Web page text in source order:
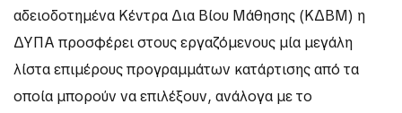
αδειοδοτημένα Κέντρα Δια Βίου Μάθησης (ΚΔΒΜ) η
ΔΥΠΑ προσφέρει στους εργαζόμενους μία μεγάλη
λίστα επιμέρους προγραμμάτων κατάρτισης από τα
οποία μπορούν να επιλέξουν, ανάλογα με το